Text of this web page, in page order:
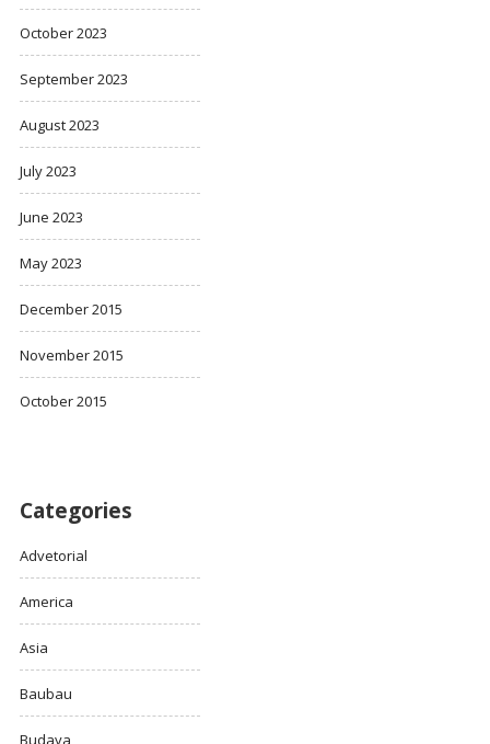
October 2023
September 2023
August 2023
July 2023
June 2023
May 2023
December 2015
November 2015
October 2015
Categories
Advetorial
America
Asia
Baubau
Budaya